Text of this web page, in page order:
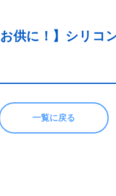
お供に！】シリコ
一覧に戻る